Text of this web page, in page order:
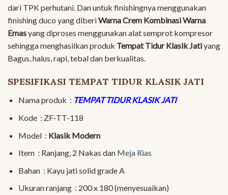
dari TPK perhutani. Dan untuk finishingnya menggunakan
finishing duco yang diberiWarna Crem Kombinasi Warna
Emasyang diproses menggunakan alat semprot kompresor
sehingga menghasilkan produk Tempat Tidur Klasik Jatiyang
Bagus, halus, rapi, tebal dan berkualitas.
SPESIFIKASI TEMPAT TIDUR KLASIK JATI
Nama produk : TEMPAT TIDUR KLASIK JATI
Kode : ZF-TT-118
Model : Klasik Modern
Item : Ranjang, 2 Nakas dan Meja Rias
Bahan : Kayu jati solid grade A
Ukuran ranjang : 200 x 180 (menyesuaikan)